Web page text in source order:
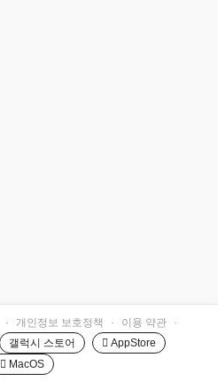
· 개인정보 보호정책 · 이용 약관
·
갤럭시 스토어
 AppStore
 MacOS